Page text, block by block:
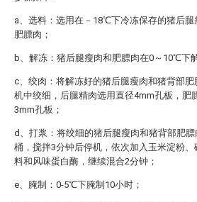
a、选料：选用在－18℃下冷冻保存的猪后腿
肥膘肉；
b、解冻：猪后腿瘦肉和肥膘肉在0～10℃下
c、绞肉：将解冻好的猪后腿瘦肉和猪背部肥
机中绞细，后腿精肉选用直径4mm孔板，肥
3mm孔板；
d、打浆：将绞细的猪后腿瘦肉和猪背部肥膘
桶，搅拌3分钟后停机，依次加入玉米淀粉
料和风味蛋白酶，继续混合2分钟；
e、腌制：0-5℃下腌制10小时；